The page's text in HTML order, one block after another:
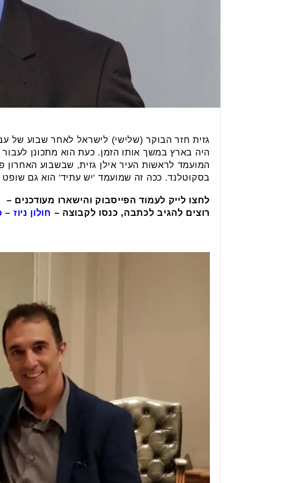
גזית חזר הבוקר (שלישי) לישראל לאחר שבוע של
היה בארץ במשך אותו הזמן. כעת הוא מתכונן
המועמד לראשות העיר אילן גזית, שבשבוע האחרון
בסקוטלנד. ככה זה שמועמד 'יש עתיד' הוא גם שופט
לחצו לייק לעמוד הפייסבוק והישארו מעודכנים –
רוצים להגיב לכתבה, כנסו לקבוצה – חולון ניוז